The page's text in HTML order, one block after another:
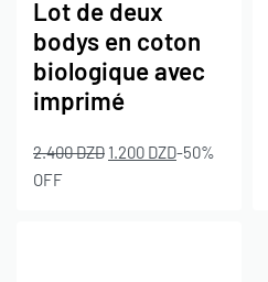
Lot de deux
bodys en coton
biologique avec
imprimé
2.400DZD 1.200 DZD-50%
OFF